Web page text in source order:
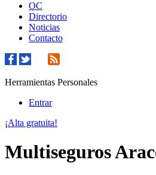
OC
Directorio
Noticias
Contacto
Herramientas Personales
Entrar
¡Alta gratuita!
Multiseguros